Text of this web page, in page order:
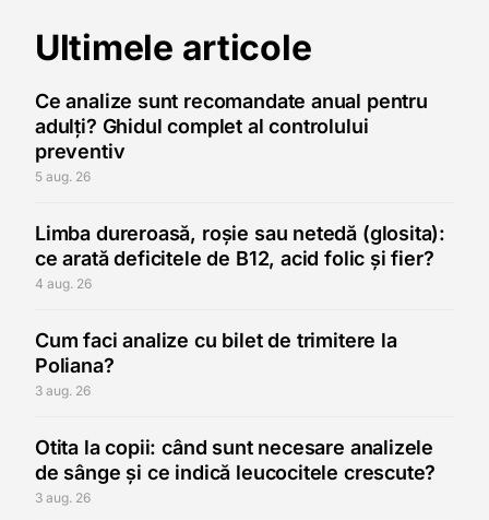
Ultimele articole
Ce analize sunt recomandate anual pentru
adulți? Ghidul complet al controlului
preventiv
5 aug. 26
Limba dureroasă, roșie sau netedă (glosita):
ce arată deficitele de B12, acid folic și fier?
4 aug. 26
Cum faci analize cu bilet de trimitere la
Poliana?
3 aug. 26
Otita la copii: când sunt necesare analizele
de sânge și ce indică leucocitele crescute?
3 aug. 26